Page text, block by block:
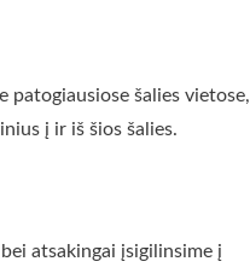
šalies vietose,
į ir iš šios šalies.
atsakingai įsigilinsime į